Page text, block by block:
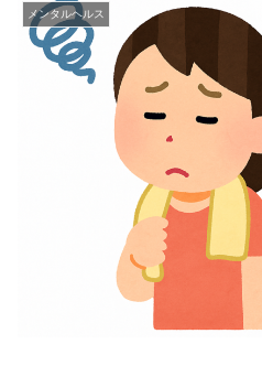
メンタルヘルス